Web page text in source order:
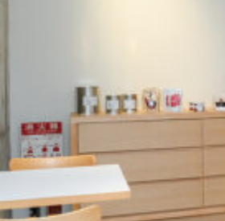
おすすめの映画
誠光社で選びました。
おすすめの本
紹介します。
おすすめのイベント